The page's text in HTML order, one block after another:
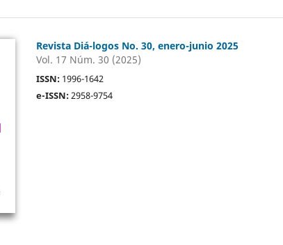
Revista Diá-logos No. 30, enero-junio 2025
Vol. 17 Núm. 30 (2025)
ISSN: 1996-1642
e-ISSN:2958-9754